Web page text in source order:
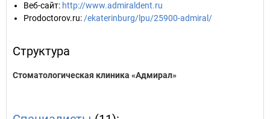
Веб-сайт: http://www.admiraldent.ru
Prodoctorov.ru: /ekaterinburg/lpu/25900-admiral/
Структура
Стоматологическая клиника «Адмирал»